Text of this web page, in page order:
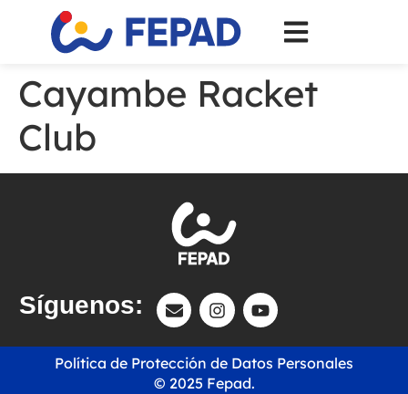
Cayambe Racket
Club
Síguenos:
© 2025 Fepad.
Política de Protección de Datos Personales